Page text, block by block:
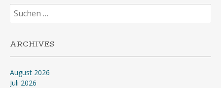
Suchen
nach:
ARCHIVES
August 2026
Juli 2026